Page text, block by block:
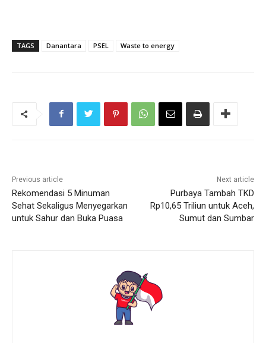
TAGS Danantara PSEL Waste to energy
Previous article
Rekomendasi 5 Minuman
Sehat Sekaligus Menyegarkan
untuk Sahur dan Buka Puasa
Next article
Purbaya Tambah TKD
Rp10,65 Triliun untuk Aceh,
Sumut dan Sumbar